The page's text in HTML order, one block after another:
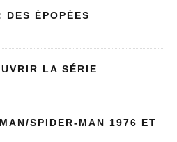
ÉPOPÉES
LA SÉRIE
SPIDER-MAN 1976 ET